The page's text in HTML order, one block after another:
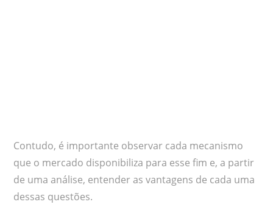
Contudo, é importante observar cada mecanismo
que o mercado disponibiliza para esse fim e, a partir
de uma análise, entender as vantagens de cada uma
dessas questões.